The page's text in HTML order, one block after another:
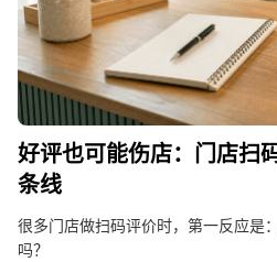
好评也可能伤店：门店扫
条线
很多门店做扫码评价时，第一反应是
吗？